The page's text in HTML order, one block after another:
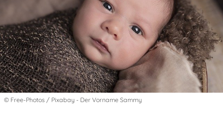
© Free-Photos / Pixabay - Der Vorname Sammy